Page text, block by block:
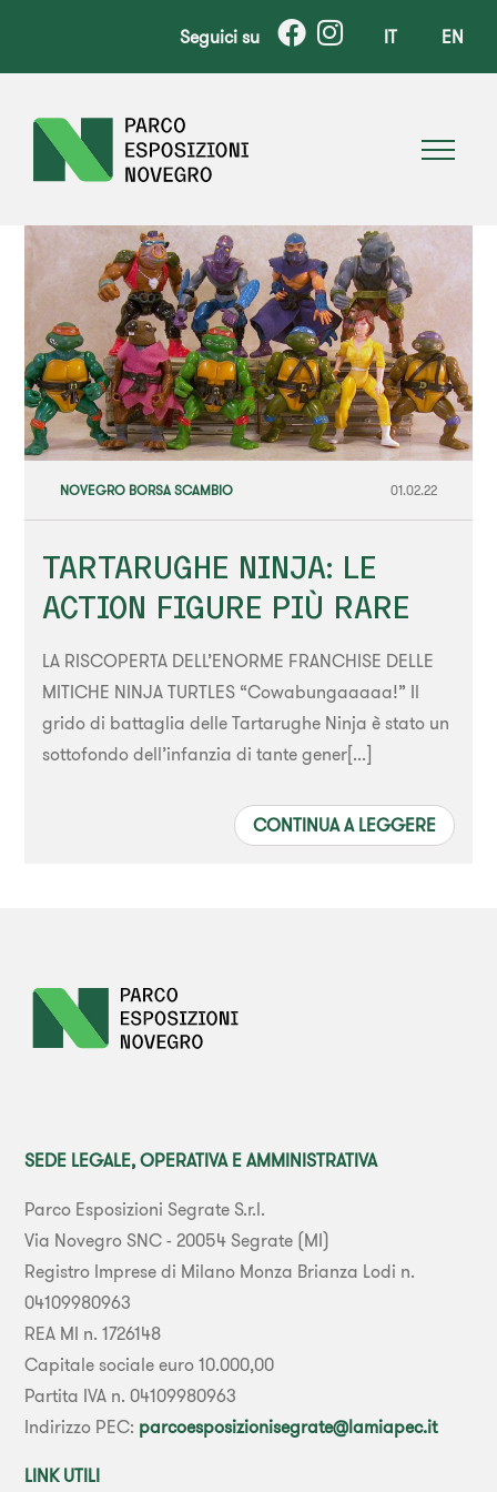
Seguici su IT EN
NOVEGRO BORSA SCAMBIO 01.02.22
TARTARUGHE NINJA: LE
ACTION FIGURE PIÙ RARE
LA RISCOPERTA DELL’ENORME FRANCHISE DELLE
MITICHE NINJA TURTLES “Cowabungaaaaa!” Il
grido di battaglia delle Tartarughe Ninja è stato un
sottofondo dell’infanzia di tante gener[...]
CONTINUA A LEGGERE
SEDE LEGALE, OPERATIVA E AMMINISTRATIVA
Parco Esposizioni Segrate S.r.l.
Via Novegro SNC - 20054 Segrate (MI)
Registro Imprese di Milano Monza Brianza Lodi n.
04109980963
REA MI n. 1726148
Capitale sociale euro 10.000,00
Partita IVA n. 04109980963
Indirizzo PEC: parcoesposizionisegrate@lamiapec.it
LINK UTILI